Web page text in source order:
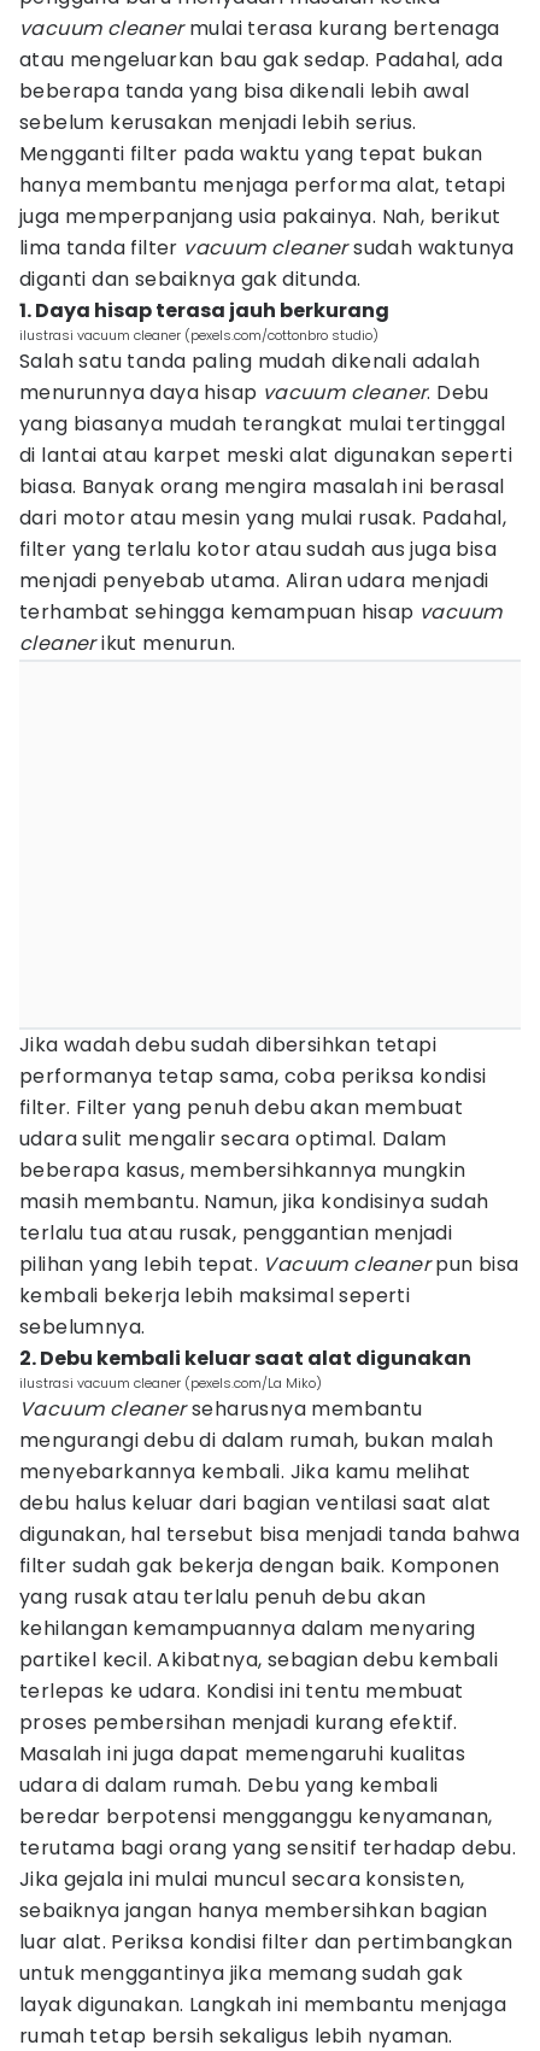
vacuum cleanermulai terasa kurang bertenaga
atau mengeluarkan bau gak sedap. Padahal, ada
beberapa tanda yang bisa dikenali lebih awal
sebelum kerusakan menjadi lebih serius.
Mengganti filter pada waktu yang tepat bukan
hanya membantu menjaga performa alat, tetapi
juga memperpanjang usia pakainya. Nah, berikut
lima tanda filter vacuum cleanersudah waktunya
diganti dan sebaiknya gak ditunda.
1. Daya hisap terasa jauh berkurang
ilustrasi vacuum cleaner (pexels.com/cottonbro studio)
Salah satu tanda paling mudah dikenali adalah
menurunnya daya hisap vacuum cleaner. Debu
yang biasanya mudah terangkat mulai tertinggal
di lantai atau karpet meski alat digunakan seperti
biasa. Banyak orang mengira masalah ini berasal
dari motor atau mesin yang mulai rusak. Padahal,
filter yang terlalu kotor atau sudah aus juga bisa
menjadi penyebab utama. Aliran udara menjadi
terhambat sehingga kemampuan hisap vacuum
cleanerikut menurun.
Jika wadah debu sudah dibersihkan tetapi
performanya tetap sama, coba periksa kondisi
filter. Filter yang penuh debu akan membuat
udara sulit mengalir secara optimal. Dalam
beberapa kasus, membersihkannya mungkin
masih membantu. Namun, jika kondisinya sudah
terlalu tua atau rusak, penggantian menjadi
pilihan yang lebih tepat. Vacuum cleanerpun bisa
kembali bekerja lebih maksimal seperti
sebelumnya.
2. Debu kembali keluar saat alat digunakan
ilustrasi vacuum cleaner (pexels.com/La Miko)
Vacuum cleanerseharusnya membantu
mengurangi debu di dalam rumah, bukan malah
menyebarkannya kembali. Jika kamu melihat
debu halus keluar dari bagian ventilasi saat alat
digunakan, hal tersebut bisa menjadi tanda bahwa
filter sudah gak bekerja dengan baik. Komponen
yang rusak atau terlalu penuh debu akan
kehilangan kemampuannya dalam menyaring
partikel kecil. Akibatnya, sebagian debu kembali
terlepas ke udara. Kondisi ini tentu membuat
proses pembersihan menjadi kurang efektif.
Masalah ini juga dapat memengaruhi kualitas
udara di dalam rumah. Debu yang kembali
beredar berpotensi mengganggu kenyamanan,
terutama bagi orang yang sensitif terhadap debu.
Jika gejala ini mulai muncul secara konsisten,
sebaiknya jangan hanya membersihkan bagian
luar alat. Periksa kondisi filter dan pertimbangkan
untuk menggantinya jika memang sudah gak
layak digunakan. Langkah ini membantu menjaga
rumah tetap bersih sekaligus lebih nyaman.